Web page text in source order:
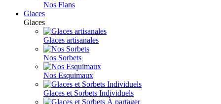
Nos Flans
Glaces
Glaces
Glaces artisanales
Nos Sorbets
Nos Esquimaux
Glaces et Sorbets Individuels